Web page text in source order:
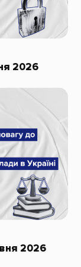
2026
2026